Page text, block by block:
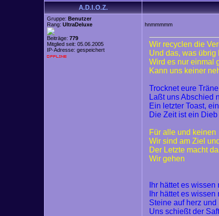
A.D.I.O.Z.
Gruppe: Benutzer
Rang: UltraDeluxe
Beiträge: 779
Mitglied seit: 05.06.2005
IP-Adresse: gespeichert
hnmmmmm
Wir recyclen die
Und das, was übrig
Wird es nur einmal
Kann uns keiner
Trocknet eure
Laßt uns Abschied
Ein letzter Toast,
Die Zeit ist ein Dieb
Für alle und keinen
Wir sind am Ziel
Der Letzte macht
Wir gehen
Ihr hättet es wissen
Ihr hättet es wissen
Steine auf herz und
Uns schießt der